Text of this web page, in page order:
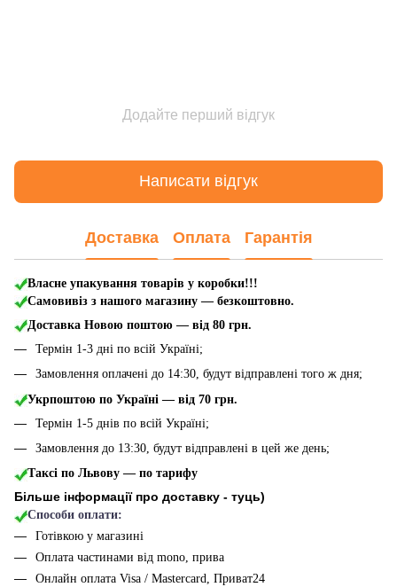
Додайте перший відгук
Написати відгук
Доставка Оплата Гарантія
Власне упакування товарів у коробки!!!
Самовивіз з нашого магазину — безкоштовно.
Доставка Новою поштою — від 80 грн.
Термін 1-3 дні по всій Україні;
Замовлення оплачені до 14:30, будут відправлені того ж дня;
Укрпоштою по Україні — від 70 грн.
Термін 1-5 днів по всій Україні;
Замовлення до 13:30, будут відправлені в цей же день;
Таксі по Львову — по тарифу
Більше інформації про доставку - туць)
Способи оплати:
Готівкою у магазині
Оплата частинами від mono, прива
Онлайн оплата Visa / Mastercard, Приват24